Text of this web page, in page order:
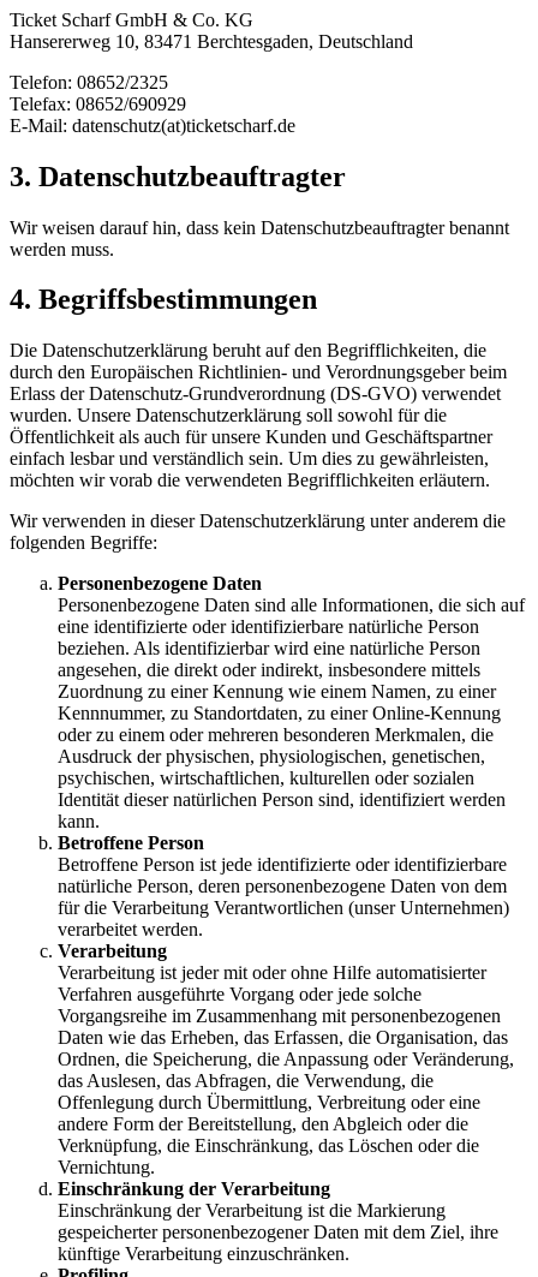
Ticket Scharf GmbH & Co. KG
Hansererweg 10, 83471 Berchtesgaden, Deutschland
Telefon: 08652/2325
Telefax: 08652/690929
E-Mail: datenschutz(at)ticketscharf.de
3. Datenschutzbeauftragter
Wir weisen darauf hin, dass kein Datenschutzbeauftragter benannt
werden muss.
4. Begriffsbestimmungen
Die Datenschutzerklärung beruht auf den Begrifflichkeiten, die
durch den Europäischen Richtlinien- und Verordnungsgeber beim
Erlass der Datenschutz-Grundverordnung (DS-GVO) verwendet
wurden. Unsere Datenschutzerklärung soll sowohl für die
Öffentlichkeit als auch für unsere Kunden und Geschäftspartner
einfach lesbar und verständlich sein. Um dies zu gewährleisten,
möchten wir vorab die verwendeten Begrifflichkeiten erläutern.
Wir verwenden in dieser Datenschutzerklärung unter anderem die
folgenden Begriffe:
Personenbezogene Daten
Personenbezogene Daten sind alle Informationen, die sich auf
eine identifizierte oder identifizierbare natürliche Person
beziehen. Als identifizierbar wird eine natürliche Person
angesehen, die direkt oder indirekt, insbesondere mittels
Zuordnung zu einer Kennung wie einem Namen, zu einer
Kennnummer, zu Standortdaten, zu einer Online-Kennung
oder zu einem oder mehreren besonderen Merkmalen, die
Ausdruck der physischen, physiologischen, genetischen,
psychischen, wirtschaftlichen, kulturellen oder sozialen
Identität dieser natürlichen Person sind, identifiziert werden
kann.
Betroffene Person
Betroffene Person ist jede identifizierte oder identifizierbare
natürliche Person, deren personenbezogene Daten von dem
für die Verarbeitung Verantwortlichen (unser Unternehmen)
verarbeitet werden.
Verarbeitung
Verarbeitung ist jeder mit oder ohne Hilfe automatisierter
Verfahren ausgeführte Vorgang oder jede solche
Vorgangsreihe im Zusammenhang mit personenbezogenen
Daten wie das Erheben, das Erfassen, die Organisation, das
Ordnen, die Speicherung, die Anpassung oder Veränderung,
das Auslesen, das Abfragen, die Verwendung, die
Offenlegung durch Übermittlung, Verbreitung oder eine
andere Form der Bereitstellung, den Abgleich oder die
Verknüpfung, die Einschränkung, das Löschen oder die
Vernichtung.
Einschränkung der Verarbeitung
Einschränkung der Verarbeitung ist die Markierung
gespeicherter personenbezogener Daten mit dem Ziel, ihre
künftige Verarbeitung einzuschränken.